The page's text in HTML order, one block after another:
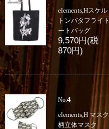
elements,Hスケル
トンバタフライト
ートバッグ
9,570円(税
870円)
No.4
elements,H マスク
柄立体マスク